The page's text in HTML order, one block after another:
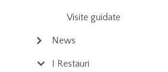
Visite guidate
News
I Restauri